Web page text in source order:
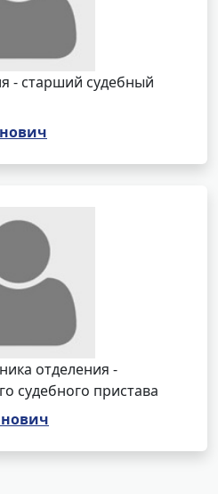
- старший судебный
отделения -
судебного пристава